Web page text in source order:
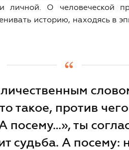
личной. О человеческой
историю, находясь в
такое, против
посему…», ты
судьба. А